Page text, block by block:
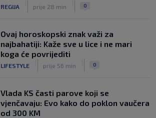
REGIJA prije 28 min 0
Ovaj horoskopski znak važi za
najbahatiji: Kaže sve u lice i ne mari
koga će povrijediti
LIFESTYLE prije 56 min 0
Vlada KS časti parove koji se
vjenčavaju: Evo kako do poklon vaučera
od 300 KM